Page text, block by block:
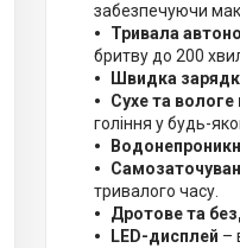
забезпечуючи
Тривала
бритву до 200
Швидка
Сухе та вологе
гоління у будь-
тривалого часу.
Дротове та
LED-дисплей –